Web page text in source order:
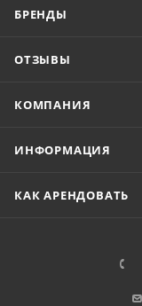
БРЕНДЫ
ОТЗЫВЫ
КОМПАНИЯ
ИНФОРМАЦИЯ
КАК АРЕНДОВАТЬ